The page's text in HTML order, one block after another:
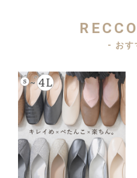
- おす